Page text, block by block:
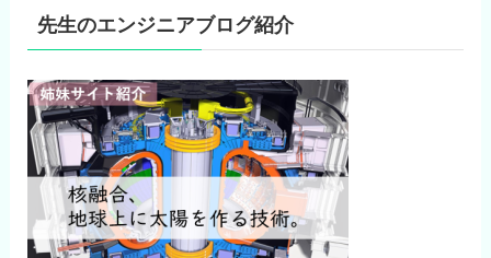
先生のエンジニアブログ紹介